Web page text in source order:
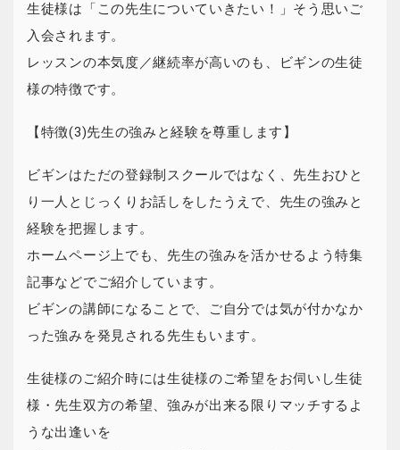
生徒様は「この先生についていきたい！」そう思いご
入会されます。
レッスンの本気度／継続率が高いのも、ビギンの生徒
様の特徴です。
【特徴(3)先生の強みと経験を尊重します】
ビギンはただの登録制スクールではなく、先生おひと
り一人とじっくりお話しをしたうえで、先生の強みと
経験を把握します。
ホームページ上でも、先生の強みを活かせるよう特集
記事などでご紹介しています。
ビギンの講師になることで、ご自分では気が付かなか
った強みを発見される先生もいます。
生徒様のご紹介時には生徒様のご希望をお伺いし生徒
様・先生双方の希望、強みが出来る限りマッチするよ
うな出逢いを